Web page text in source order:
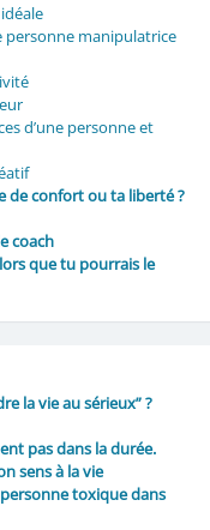
personne manipulatrice
d’une personne et
de confort ou ta liberté ?
coach
que tu pourrais le
la vie au sérieux” ?
pas dans la durée.
sens à la vie
toxique dans